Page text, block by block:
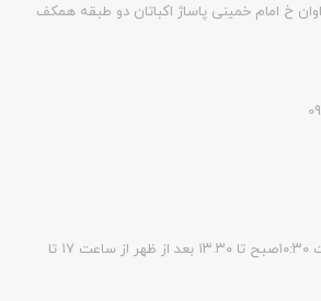
خ امام خمینی پاساژ اکباتان دو طبقه همکف
شنبه تا پنجشنبه، از ساعت ۱۰:۳۰صبح تا ۱۳.۳۰ بعد از ظهر از ساعت ۱۷ تا